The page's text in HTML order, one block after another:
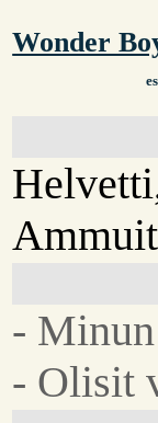
Wonder
-
- Olisit